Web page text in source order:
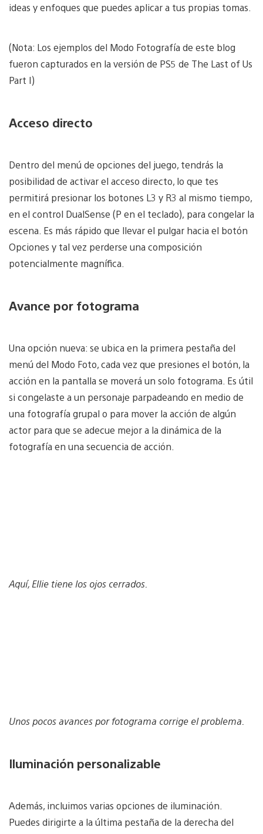
ideas y enfoques que puedes aplicar a tus propias tomas.
(Nota: Los ejemplos del Modo Fotografía de este blog
fueron capturados en la versión de PS5 de The Last of Us
Part I)
Acceso directo
Dentro del menú de opciones del juego, tendrás la
posibilidad de activar el acceso directo, lo que tes
permitirá presionar los botones L3 y R3 al mismo tiempo,
en el control DualSense (P en el teclado), para congelar la
escena. Es más rápido que llevar el pulgar hacia el botón
Opciones y tal vez perderse una composición
potencialmente magnífica.
Avance por fotograma
Una opción nueva: se ubica en la primera pestaña del
menú del Modo Foto, cada vez que presiones el botón, la
acción en la pantalla se moverá un solo fotograma. Es útil
si congelaste a un personaje parpadeando en medio de
una fotografía grupal o para mover la acción de algún
actor para que se adecue mejor a la dinámica de la
fotografía en una secuencia de acción.
Aquí, Ellie tiene los ojos cerrados.
Unos pocos avances por fotograma corrige el problema.
Iluminación personalizable
Además, incluimos varias opciones de iluminación.
Puedes dirigirte a la última pestaña de la derecha del